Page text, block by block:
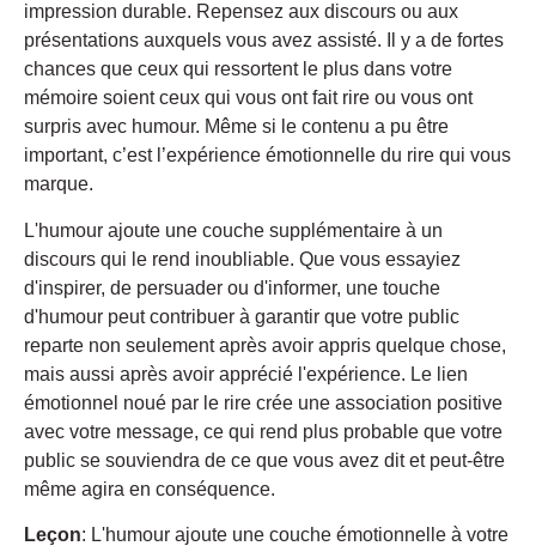
impression durable. Repensez aux discours ou aux
présentations auxquels vous avez assisté. Il y a de fortes
chances que ceux qui ressortent le plus dans votre
mémoire soient ceux qui vous ont fait rire ou vous ont
surpris avec humour. Même si le contenu a pu être
important, c’est l’expérience émotionnelle du rire qui vous
marque.
L'humour ajoute une couche supplémentaire à un
discours qui le rend inoubliable. Que vous essayiez
d'inspirer, de persuader ou d'informer, une touche
d'humour peut contribuer à garantir que votre public
reparte non seulement après avoir appris quelque chose,
mais aussi après avoir apprécié l'expérience. Le lien
émotionnel noué par le rire crée une association positive
avec votre message, ce qui rend plus probable que votre
public se souviendra de ce que vous avez dit et peut-être
même agira en conséquence.
Leçon: L'humour ajoute une couche émotionnelle à votre